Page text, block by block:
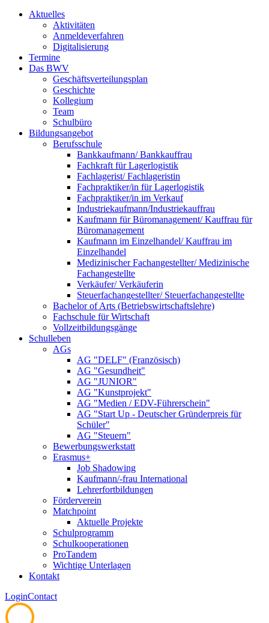
Aktuelles
Aktivitäten
Anmeldeverfahren
Digitalisierung
Termine
Das BWV
Geschäftsverteilungsplan
Geschichte
Kollegium
Team
Schulbüro
Bildungsangebot
Berufsschule
Bankkaufmann/ Bankkauffrau
Fachkraft für Lagerlogistik
Fachlagerist/ Fachlageristin
Fachpraktiker/in für Lagerlogistik
Fachpraktiker/in im Verkauf
Industriekaufmann/Industriekauffrau
Kaufmann für Büromanagement/ Kauffrau für
Büromanagement
Kaufmann im Einzelhandel/ Kauffrau im
Einzelhandel
Medizinischer Fachangestellter/ Medizinische
Fachangestellte
Verkäufer/ Verkäuferin
Steuerfachangestellter/ Steuerfachangestellte
Bachelor of Arts (Betriebswirtschaftslehre)
Fachschule für Wirtschaft
Vollzeitbildungsgänge
Schulleben
AGs
AG "DELF" (Französisch)
AG "Gesundheit"
AG "JUNIOR"
AG "Kunstprojekt"
AG "Medien / EDV-Führerschein"
AG "Start Up - Deutscher Gründerpreis für
Schüler"
AG "Steuern"
Bewerbungswerkstatt
Erasmus+
Job Shadowing
Kaufmann/-frau International
Lehrerfortbildungen
Förderverein
Matchpoint
Aktuelle Projekte
Schulprogramm
Schulkooperationen
ProTandem
Wichtige Unterlagen
Kontakt
LoginContact